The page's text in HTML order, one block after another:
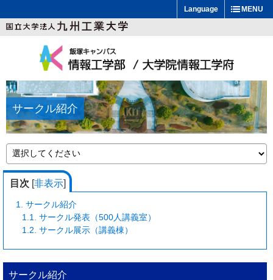
MENU
Language
サークル紹介
目次 [非表示]
1.
サークル紹介
1.1.
サークル発表（500人講義室）
1.2. サークル展示（講義棟）
サークル紹介